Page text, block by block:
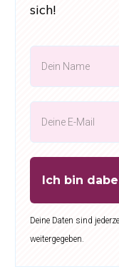
sich!
Ich bin
Deine Daten sind
weitergegeben.